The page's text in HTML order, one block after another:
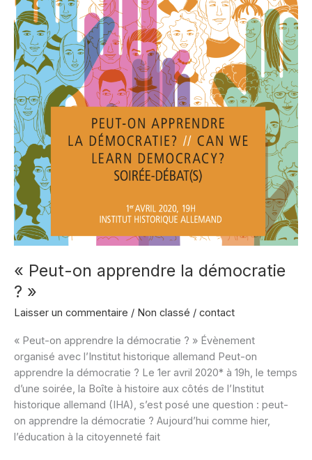
« Peut-on apprendre la démocratie
? »
Laisser un commentaire / Non classé / contact
« Peut-on apprendre la démocratie ? » Évènement
organisé avec l’Institut historique allemand Peut-on
apprendre la démocratie ? Le 1er avril 2020* à 19h, le temps
d’une soirée, la Boîte à histoire aux côtés de l’Institut
historique allemand (IHA), s’est posé une question : peut-
on apprendre la démocratie ? Aujourd’hui comme hier,
l’éducation à la citoyenneté fait